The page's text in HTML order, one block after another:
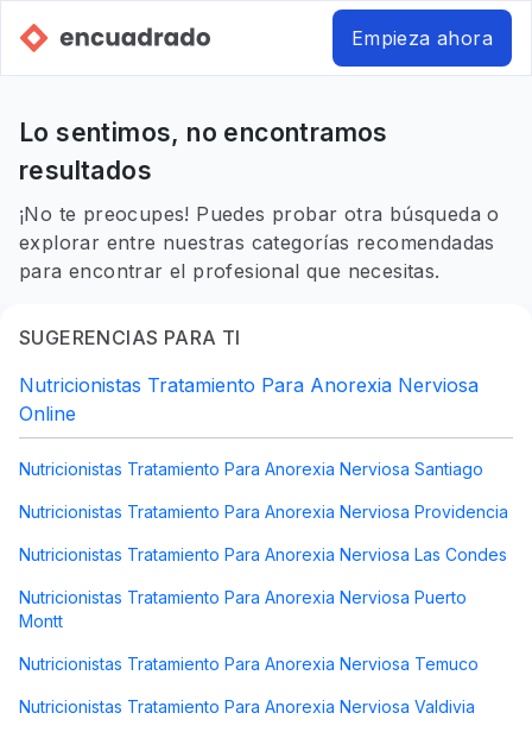
Empieza ahora
Lo sentimos, no encontramos
resultados
¡No te preocupes! Puedes probar otra búsqueda o
explorar entre nuestras categorías recomendadas
para encontrar el profesional que necesitas.
SUGERENCIAS PARA TI
Nutricionistas Tratamiento Para Anorexia Nerviosa
Online
Nutricionistas Tratamiento Para Anorexia Nerviosa Santiago
Nutricionistas Tratamiento Para Anorexia Nerviosa Providencia
Nutricionistas Tratamiento Para Anorexia Nerviosa Las Condes
Nutricionistas Tratamiento Para Anorexia Nerviosa Puerto
Montt
Nutricionistas Tratamiento Para Anorexia Nerviosa Temuco
Nutricionistas Tratamiento Para Anorexia Nerviosa Valdivia